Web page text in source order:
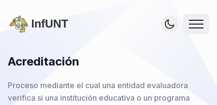
Acreditación
Proceso mediante el cual una entidad evaluadora
verifica si una institución educativa o un programa